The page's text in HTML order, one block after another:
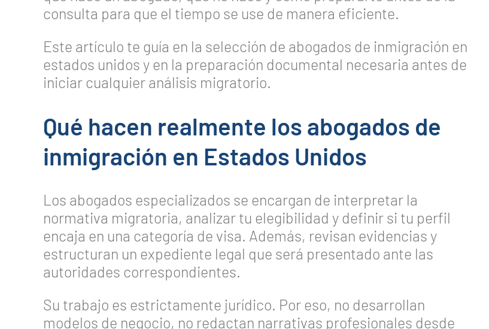
consulta para que el tiempo se use de manera eficiente.
Este artículo te guía en la selección de abogados de inmigración en
estados unidos y en la preparación documental necesaria antes de
iniciar cualquier análisis migratorio.
Qué hacen realmente los abogados de
inmigración en Estados Unidos
Los abogados especializados se encargan de interpretar la
normativa migratoria, analizar tu elegibilidad y definir si tu perfil
encaja en una categoría de visa. Además, revisan evidencias y
estructuran un expediente legal que será presentado ante las
autoridades correspondientes.
Su trabajo es estrictamente jurídico. Por eso, no desarrollan
modelos de negocio, no redactan narrativas profesionales desde